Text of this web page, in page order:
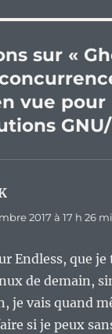
sur «
vue
2017 à 17 h 26
Endless, que
de demain,
je vais quand
si je peux